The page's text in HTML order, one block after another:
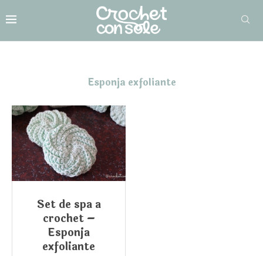
Esponja exfoliante
Set de spa a
crochet –
Esponja
exfoliante